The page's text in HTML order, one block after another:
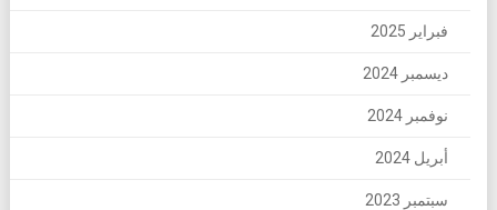
فبراير 2025
ديسمبر 2024
نوفمبر 2024
أبريل 2024
سبتمبر 2023